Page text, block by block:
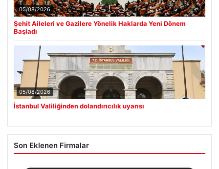
05/08/2026
Şehit Aileleri ve Gazilere Yönelik Haklarda Yeni Dönem
Başladı
05/08/2026
İstanbul Valiliğinden dolandırıcılık uyarısı
Son Eklenen Firmalar